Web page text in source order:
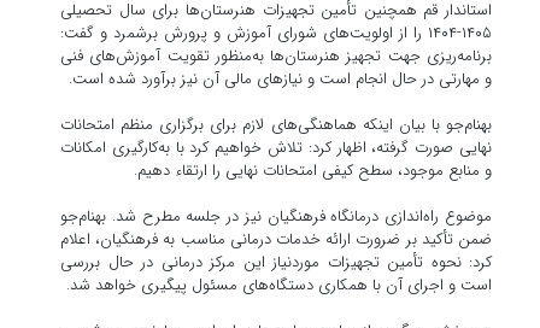
استاندار قم همچنین تأمین تجهیزات هنرستان‌ها برای سال تحصیلی
۱۴۰۵-۱۴۰۴ را از اولویت‌های شورای آموزش و پرورش برشمرد و گفت:
برنامه‌ریزی جهت تجهیز هنرستان‌ها به‌منظور تقویت آموزش‌های فنی
و مهارتی در حال انجام است و نیازهای مالی آن نیز برآورد شده است.
بهنام‌جو با بیان اینکه هماهنگی‌های لازم برای برگزاری منظم امتحانات
نهایی صورت گرفته، اظهار کرد: تلاش خواهیم کرد با به‌کارگیری امکانات
و منابع موجود، سطح کیفی امتحانات نهایی را ارتقاء دهیم.
موضوع راه‌اندازی درمانگاه فرهنگیان نیز در جلسه مطرح شد. بهنام‌جو
ضمن تأکید بر ضرورت ارائه خدمات درمانی مناسب به فرهنگیان، اعلام
کرد: نحوه تأمین تجهیزات موردنیاز این مرکز درمانی در حال بررسی
است و اجرای آن با همکاری دستگاه‌های مسئول پیگیری خواهد شد.